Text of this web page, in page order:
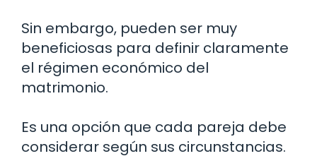
Sin embargo, pueden ser muy
beneficiosas para definir claramente
el régimen económico del
matrimonio.
Es una opción que cada pareja debe
considerar según sus circunstancias.